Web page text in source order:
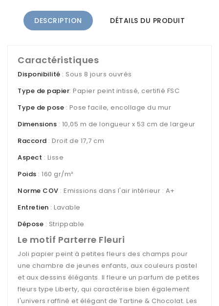
DESCRIPTION DÉTAILS DU PRODUIT
Caractéristiques
Disponibilité : Sous 8 jours ouvrés
Type de papier: Papier peint intissé, certifié FSC
Type de pose : Pose facile, encollage du mur
Dimensions : 10,05 m de longueur x 53 cm de largeur
Raccord : Droit de 17,7 cm
Aspect : Lisse
Poids : 160 gr/m²
Norme COV : Emissions dans l'air intérieur : A+
Entretien : Lavable
Dépose : Strippable
Le motif Parterre Fleuri
Joli papier peint à petites fleurs des champs pour
une chambre de jeunes enfants, aux couleurs pastel
et aux dessins élégants. Il fleure un parfum de petites
fleurs type Liberty, qui caractérise bien également
l'univers raffiné et élégant de Tartine & Chocolat. Les